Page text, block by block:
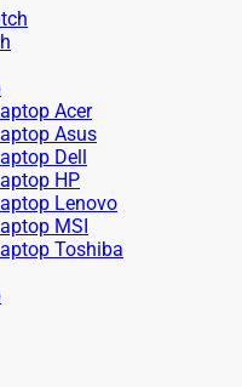
Acer
Asus
Dell
HP
Lenovo
MSI
Toshiba